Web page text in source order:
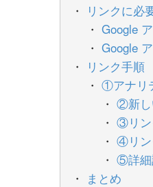
リンクに必
Google
Google
リンク手順
①アナリ
②新し
③リン
④リン
⑤詳細
まとめ